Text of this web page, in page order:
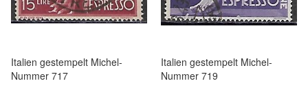
Italien gestempelt Michel-
Nummer 717
Italien gestempelt Michel-
Nummer 719